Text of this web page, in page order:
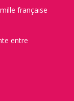
française
entre